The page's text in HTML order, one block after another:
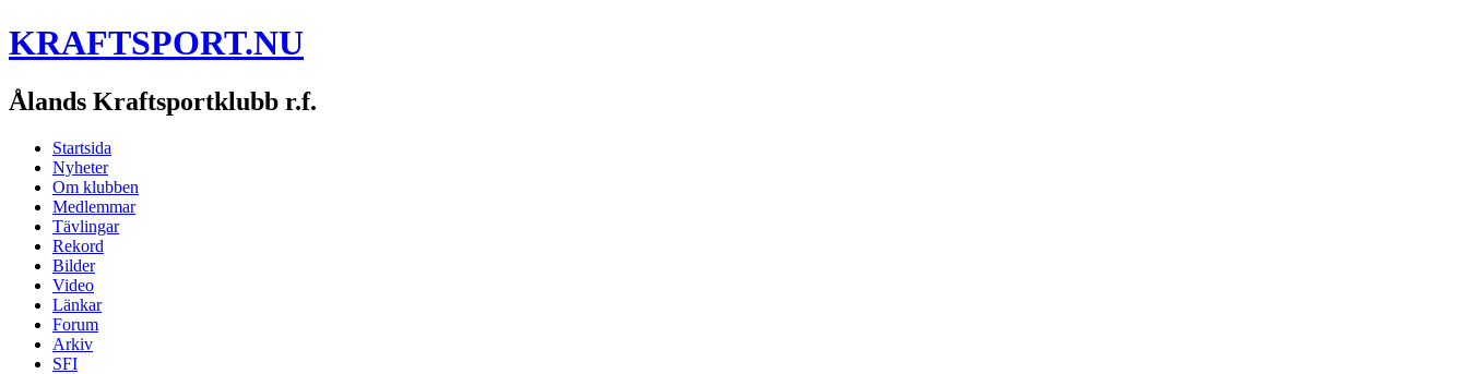
KRAFTSPORT.NU
Ålands Kraftsportklubb r.f.
Startsida
Nyheter
Om klubben
Medlemmar
Tävlingar
Rekord
Bilder
Video
Länkar
Forum
Arkiv
SFI